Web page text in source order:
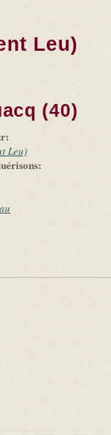
Leu)
(40)
Leu)